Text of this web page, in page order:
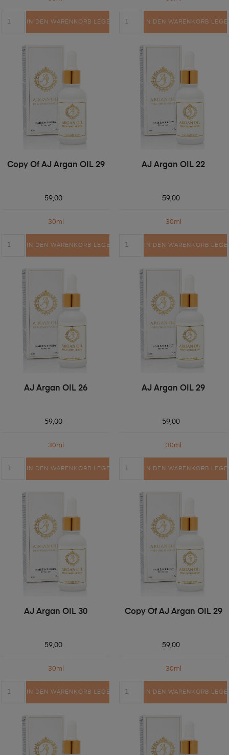
IN DEN WARENKORB LEGEN IN DEN WARENKORB
Copy Of AJ Argan OIL 29
59,00
30ml
IN DEN WARENKORB LEGEN
AJ Argan OIL 22
59,00
30ml
IN DEN WARENKORB
AJ Argan OIL 26
59,00
30ml
IN DEN WARENKORB LEGEN
AJ Argan OIL 29
59,00
30ml
IN DEN WARENKORB
AJ Argan OIL 30
59,00
30ml
IN DEN WARENKORB LEGEN
Copy Of AJ Argan OIL 29
59,00
30ml
IN DEN WARENKORB